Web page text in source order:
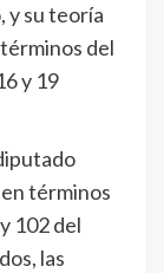
y su teoría
del
y 19
términos
102 del
las